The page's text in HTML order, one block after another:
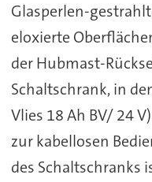
Glasperlen-
eloxierte
der Hubmast-
Schaltschrank, in
Vlies 18 Ah BV/ 24
zur kabellosen
des Schaltschranks